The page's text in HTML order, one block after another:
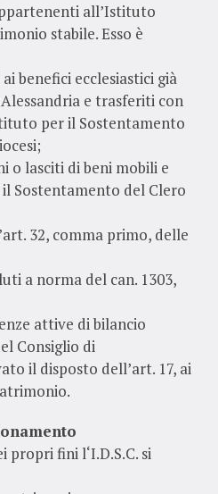
all’Istituto
stabile. Esso è
benefici ecclesiastici già
e trasferiti con
per il Sostentamento
o lasciti di beni mobili e
Sostentamento del Clero
32, comma primo, delle
a norma del can. 1303,
attive di bilancio
Consiglio di
il disposto dell’art. 17, ai
fini l‘I.D.S.C. si